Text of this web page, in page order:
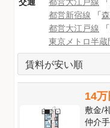
都営新宿線 「
都営大江戸線 「
東京メトロ半蔵
14万
敷金/
仲介